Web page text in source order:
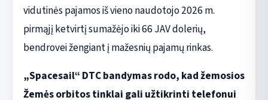
vidutinės pajamos iš vieno naudotojo 2026 m.
pirmąjį ketvirtį sumažėjo iki 66 JAV dolerių,
bendrovei žengiant į mažesnių pajamų rinkas.
„Spacesail“ DTC bandymas rodo, kad žemosios
Žemės orbitos tinklai gali užtikrinti telefonui